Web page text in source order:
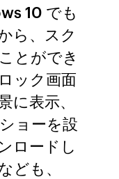
10 でも
ら、スク
とができ
ック画面
に表示、
ョーを設
ロードし
ども、